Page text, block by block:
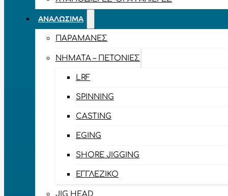
ΑΝΑΛΏΣΙΜΑ
ΠΑΡΑΜΆΝΕΣ
ΝΉΜΑΤΑ – ΠΕΤΟΝΙΈΣ
LRF
SPINNING
CASTING
EGING
SHORE JIGGING
ΕΓΓΛΈΖΙΚΟ
JIG HEAD